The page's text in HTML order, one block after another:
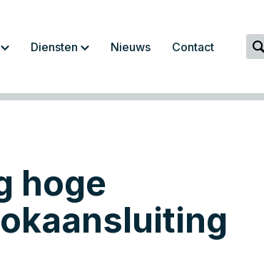
Diensten
Salaris en personeel
Advies
Nieuws Contact
hoge